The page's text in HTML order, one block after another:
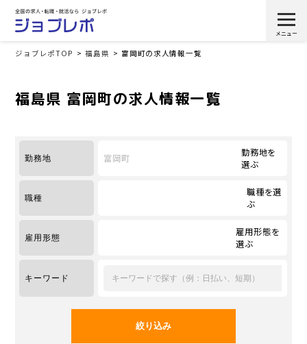
ジョブレポTOP 福島県 富岡町の求人情報一覧
福島県 富岡町の求人情報一覧
勤務地 富岡町
勤務地を
選ぶ
職種
職種を選
ぶ
雇用形態
雇用形態を
選ぶ
キーワード